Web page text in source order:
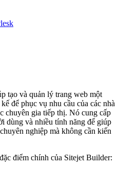
tạo và quản lý trang web một
để phục vụ nhu cầu của các nhà
chuyên gia tiếp thị. Nó cung cấp
dùng và nhiều tính năng để giúp
nghiệp mà không cần kiến
điểm chính của Sitejet Builder: